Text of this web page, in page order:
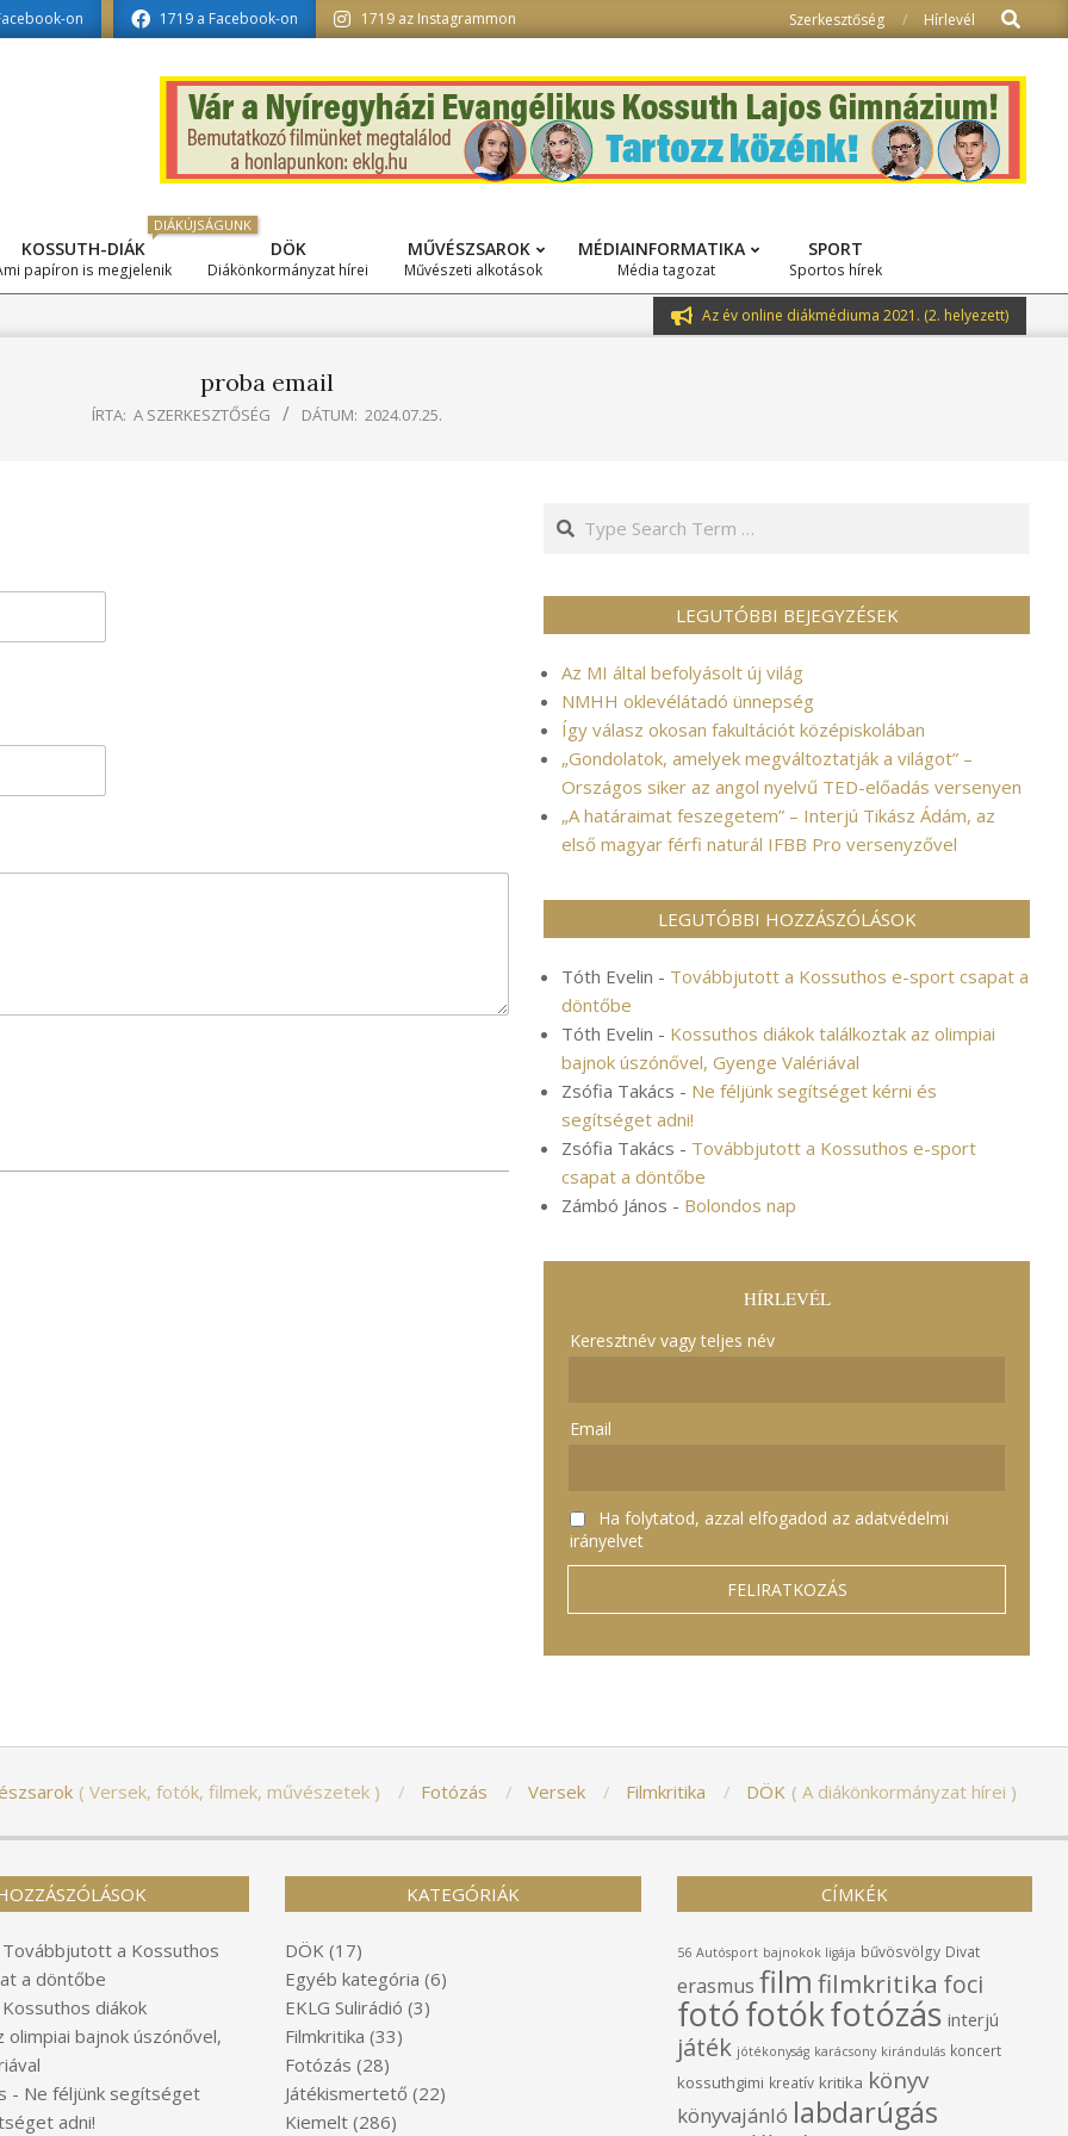
tagozat szerkesztésében
on 1719 a Facebook-on 1719 az Instagrammon Szerkesztőség Hírlevél Search
Primary
Navigation
KOSSUTH-DIÁK
DIÁKÚJSÁGUNK
papíron is megjelenik
DÖK
Diákönkormányzat hírei
MŰVÉSZSAROK
Művészeti alkotások
MÉDIAINFORMATIKA
Média tagozat
SPORT
Sportos hírek
Az év online diákmédiuma 2021. (2. helyezett)
proba email
ÍRTA: A SZERKESZTŐSÉG DÁTUM: 2024.07.25.
Search
LEGUTÓBBI BEJEGYZÉSEK
Az MI által befolyásolt új világ
NMHH oklevélátadó ünnepség
Így válasz okosan fakultációt középiskolában
„Gondolatok, amelyek megváltoztatják a világot” –
Országos siker az angol nyelvű TED-előadás versenyen
„A határaimat feszegetem” – Interjú Tikász Ádám, az
első magyar férfi naturál IFBB Pro versenyzővel
LEGUTÓBBI HOZZÁSZÓLÁSOK
Tóth Evelin - Továbbjutott a Kossuthos e-sport csapat a
döntőbe
Tóth Evelin - Kossuthos diákok találkoztak az olimpiai
bajnok úszónővel, Gyenge Valériával
Zsófia Takács - Ne féljünk segítséget kérni és
segítséget adni!
Zsófia Takács - Továbbjutott a Kossuthos e-sport
csapat a döntőbe
Zámbó János - Bolondos nap
HÍRLEVÉL
Keresztnév vagy teljes név
Email
Ha folytatod, azzal elfogadod az adatvédelmi
irányelvet
Versek, fotók, filmek, művészetek Fotózás Versek Filmkritika DÖK A diákönkormányzat hírei
Továbbjutott a Kossuthos
a döntőbe
Kossuthos diákok
olimpiai bajnok úszónővel,
- Ne féljünk segítséget
adni!
KATEGÓRIÁK
DÖK (17)
Egyéb kategória (6)
EKLG Sulirádió (3)
Filmkritika (33)
Fotózás (28)
Játékismertető (22)
Kiemelt (286)
CÍMKÉK
56 Autósport bajnokok ligája bűvösvölgy Divat
erasmus film filmkritika foci
fotófotókfotózás interjú
játék jótékonyság karácsony kirándulás koncert
kossuthgimi kreatív kritika könyv
könyvajánló labdarúgás